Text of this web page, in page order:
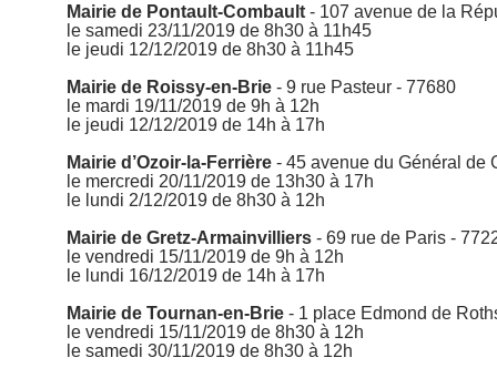
Mairie de Pontault-Combault - 107 avenue de la
le samedi 23/11/2019 de 8h30 à 11h45
le jeudi 12/12/2019 de 8h30 à 11h45
Mairie de Roissy-en-Brie - 9 rue Pasteur - 77680
le mardi 19/11/2019 de 9h à 12h
le jeudi 12/12/2019 de 14h à 17h
Mairie d’Ozoir-la-Ferrière - 45 avenue du Général de
le mercredi 20/11/2019 de 13h30 à 17h
le lundi 2/12/2019 de 8h30 à 12h
Mairie de Gretz-Armainvilliers - 69 rue de Paris -
le vendredi 15/11/2019 de 9h à 12h
le lundi 16/12/2019 de 14h à 17h
Mairie de Tournan-en-Brie - 1 place Edmond de
le vendredi 15/11/2019 de 8h30 à 12h
le samedi 30/11/2019 de 8h30 à 12h